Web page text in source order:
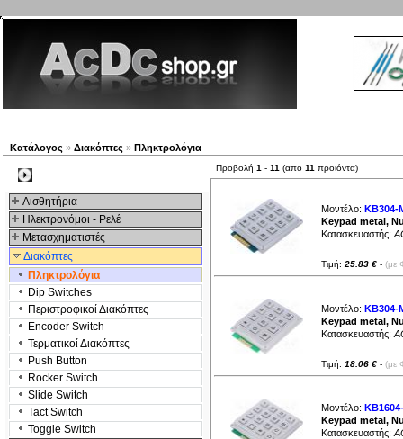
Κατάλογος » Διακόπτες » Πληκτρολόγια
Αισθητήρια
Ηλεκτρονόμοι - Ρελέ
Μετασχηματιστές
Διακόπτες
Πληκτρολόγια
Dip Switches
Περιστροφικοί Διακόπτες
Encoder Switch
Τερματικοί Διακόπτες
Push Button
Rocker Switch
Slide Switch
Tact Switch
Toggle Switch
Προβολή 1 - 11 (απο 11 προιόντα)
Μοντέλο: KB304-
Keypad metal,
Κατασκευαστής:
Τιμή: 25.83 € - (με
Μοντέλο: KB304-
Keypad metal,
Κατασκευαστής:
Τιμή: 18.06 € - (με
Μοντέλο:
Keypad metal,
Κατασκευαστής: